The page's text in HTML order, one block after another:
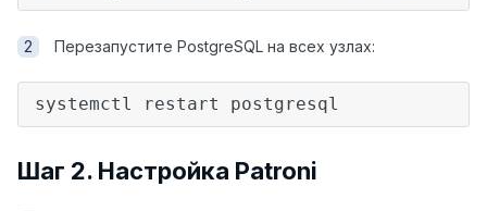
Перезапустите PostgreSQL на всех узлах:
systemctl restart postgresql
Шаг 2. Настройка Patroni